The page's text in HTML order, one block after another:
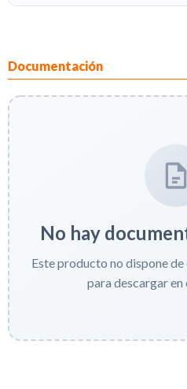
Documentación
No hay
Este producto no dispone
para descargar